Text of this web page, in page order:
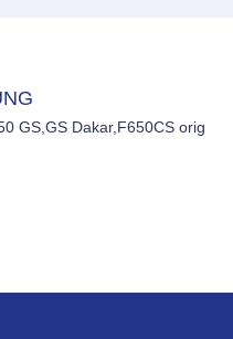
GS,GS Dakar,F650CS orig